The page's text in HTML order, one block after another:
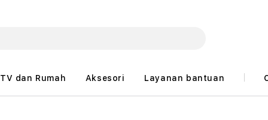
TV dan Rumah Aksesori Layanan bantuan